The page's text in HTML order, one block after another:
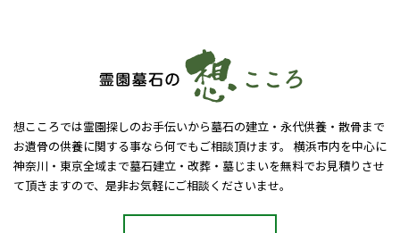
想こころでは霊園探しのお手伝いから墓石の建立・永代供養・散骨まで
お遺骨の供養に関する事なら何でもご相談頂けます。 横浜市内を中心に
神奈川・東京全域まで墓石建立・改葬・墓じまいを無料でお見積りさせ
て頂きますので、是非お気軽にご相談くださいませ。